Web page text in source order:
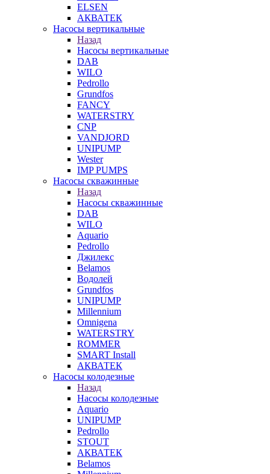
ELSEN
АКВАТЕК
Насосы вертикальные
Назад
Насосы вертикальные
DAB
WILO
Pedrollo
Grundfos
FANCY
WATERSTRY
CNP
VANDJORD
UNIPUMP
Wester
IMP PUMPS
Насосы скважинные
Назад
Насосы скважинные
DAB
WILO
Aquario
Pedrollo
Джилекс
Belamos
Водолей
Grundfos
UNIPUMP
Millennium
Omnigena
WATERSTRY
ROMMER
SMART Install
АКВАТЕК
Насосы колодезные
Назад
Насосы колодезные
Aquario
UNIPUMP
Pedrollo
STOUT
АКВАТЕК
Belamos